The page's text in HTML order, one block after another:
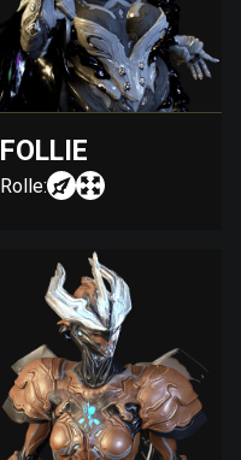
FOLLIE
Rolle: